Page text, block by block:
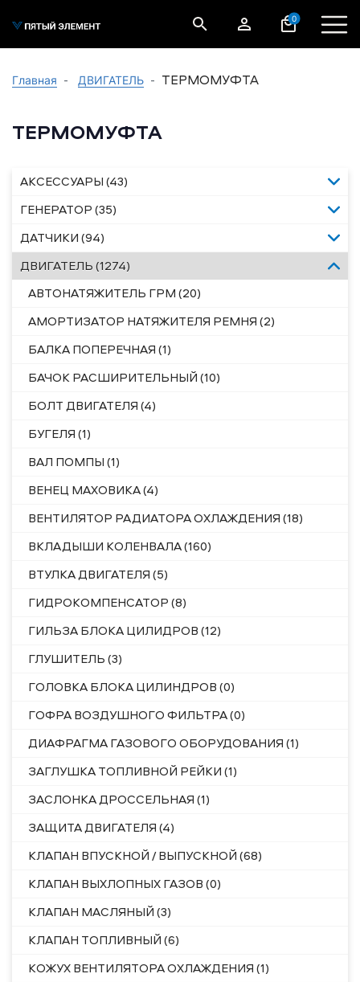
0
Главная ДВИГАТЕЛЬ ТЕРМОМУФТА
ТЕРМОМУФТА
АКСЕССУАРЫ (43)
ГЕНЕРАТОР (35)
ДАТЧИКИ (94)
ДВИГАТЕЛЬ (1274)
АВТОНАТЯЖИТЕЛЬ ГРМ (20)
АМОРТИЗАТОР НАТЯЖИТЕЛЯ РЕМНЯ (2)
БАЛКА ПОПЕРЕЧНАЯ (1)
БАЧОК РАСШИРИТЕЛЬНЫЙ (10)
БОЛТ ДВИГАТЕЛЯ (4)
БУГЕЛЯ (1)
ВАЛ ПОМПЫ (1)
ВЕНЕЦ МАХОВИКА (4)
ВЕНТИЛЯТОР РАДИАТОРА ОХЛАЖДЕНИЯ (18)
ВКЛАДЫШИ КОЛЕНВАЛА (160)
ВТУЛКА ДВИГАТЕЛЯ (5)
ГИДРОКОМПЕНСАТОР (8)
ГИЛЬЗА БЛОКА ЦИЛИДРОВ (12)
ГЛУШИТЕЛЬ (3)
ГОЛОВКА БЛОКА ЦИЛИНДРОВ (0)
ГОФРА ВОЗДУШНОГО ФИЛЬТРА (0)
ДИАФРАГМА ГАЗОВОГО ОБОРУДОВАНИЯ (1)
ЗАГЛУШКА ТОПЛИВНОЙ РЕЙКИ (1)
ЗАСЛОНКА ДРОССЕЛЬНАЯ (1)
ЗАЩИТА ДВИГАТЕЛЯ (4)
КЛАПАН ВПУСКНОЙ / ВЫПУСКНОЙ (68)
КЛАПАН ВЫХЛОПНЫХ ГАЗОВ (0)
КЛАПАН МАСЛЯНЫЙ (3)
КЛАПАН ТОПЛИВНЫЙ (6)
КОЖУХ ВЕНТИЛЯТОРА ОХЛАЖДЕНИЯ (1)